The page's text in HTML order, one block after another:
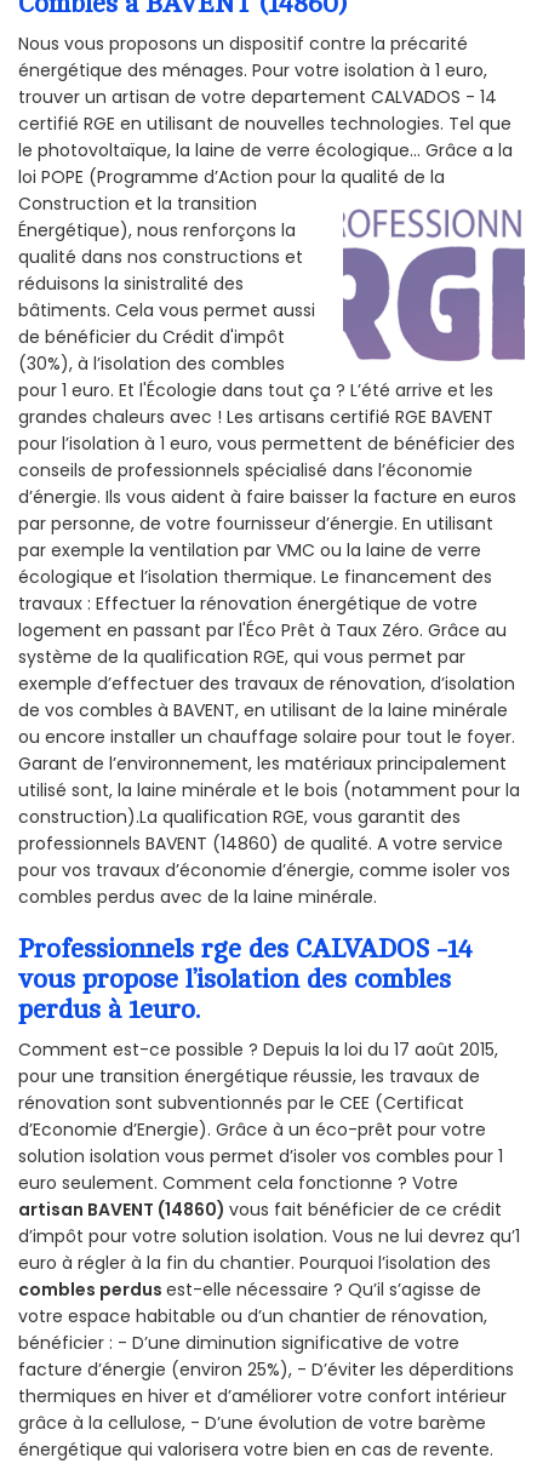
Nous vous proposons un dispositif contre la précarité
énergétique des ménages. Pour votre isolation à 1 euro,
trouver un artisan de votre departement CALVADOS - 14
certifié RGE en utilisant de nouvelles technologies. Tel que
le photovoltaïque, la laine de verre écologique... Grâce a la
loi POPE (Programme d’Action pour la qualité de la
Construction et la transition
Énergétique), nous renforçons la
qualité dans nos constructions et
réduisons la sinistralité des
bâtiments. Cela vous permet aussi
de bénéficier du Crédit d'impôt
(30%), à l’isolation des combles
pour 1 euro. Et l'Écologie dans tout ça ? L’été arrive et les
grandes chaleurs avec ! Les artisans certifié RGE BAVENT
pour l’isolation à 1 euro, vous permettent de bénéficier des
conseils de professionnels spécialisé dans l’économie
d’énergie. Ils vous aident à faire baisser la facture en euros
par personne, de votre fournisseur d’énergie. En utilisant
par exemple la ventilation par VMC ou la laine de verre
écologique et l’isolation thermique. Le financement des
travaux : Effectuer la rénovation énergétique de votre
logement en passant par l'Éco Prêt à Taux Zéro. Grâce au
système de la qualification RGE, qui vous permet par
exemple d’effectuer des travaux de rénovation, d’isolation
de vos combles à BAVENT, en utilisant de la laine minérale
ou encore installer un chauffage solaire pour tout le foyer.
Garant de l’environnement, les matériaux principalement
utilisé sont, la laine minérale et le bois (notamment pour la
construction).La qualification RGE, vous garantit des
professionnels BAVENT (14860) de qualité. A votre service
pour vos travaux d’économie d’énergie, comme isoler vos
combles perdus avec de la laine minérale.
Professionnels rge des CALVADOS -14
vous propose l’isolation des combles
perdus à 1euro.
Comment est-ce possible ? Depuis la loi du 17 août 2015,
pour une transition énergétique réussie, les travaux de
rénovation sont subventionnés par le CEE (Certificat
d’Economie d’Energie). Grâce à un éco-prêt pour votre
solution isolation vous permet d’isoler vos combles pour 1
euro seulement. Comment cela fonctionne ? Votre
artisan BAVENT (14860) vous fait bénéficier de ce crédit
d’impôt pour votre solution isolation. Vous ne lui devrez qu’1
euro à régler à la fin du chantier. Pourquoi l’isolation des
combles perdus est-elle nécessaire ? Qu’il s’agisse de
votre espace habitable ou d’un chantier de rénovation,
bénéficier : - D’une diminution significative de votre
facture d’énergie (environ 25%), - D’éviter les déperditions
thermiques en hiver et d’améliorer votre confort intérieur
grâce à la cellulose, - D’une évolution de votre barème
énergétique qui valorisera votre bien en cas de revente.